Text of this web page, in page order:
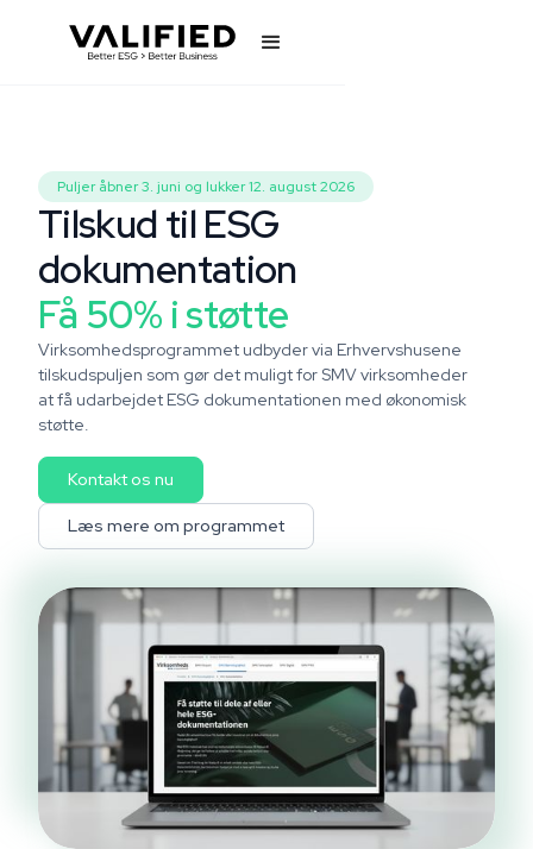
Puljer åbner 3. juni og lukker 12. august 2026
Tilskud til ESG
dokumentation
Få 50% i støtte
Virksomhedsprogrammet udbyder via Erhvervshusene
tilskudspuljen som gør det muligt for SMV virksomheder
at få udarbejdet ESG dokumentationen med økonomisk
støtte.
Kontakt os nu
Læs mere om programmet